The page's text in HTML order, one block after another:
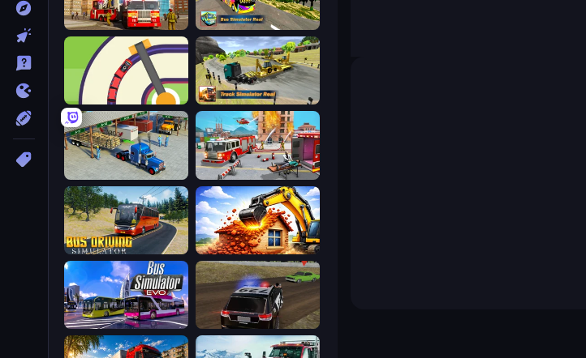
Bus Simulator Real
Fire Truck Driving School
Truck Simulator Real
Crazy Train Snake
Fireman 2024
City Constructor
Bus Driving Simulator
POLICE Chase Simulator
Bus Simulator: EVO